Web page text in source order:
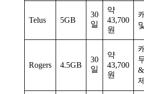
Telus 5GB
30
일
약
43,700
원
Rogers 4.5GB
30
일
약
43,700
원